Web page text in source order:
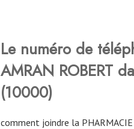
Le numéro de
AMRAN ROBERT
(10000)
comment joindre la PHARMACIE